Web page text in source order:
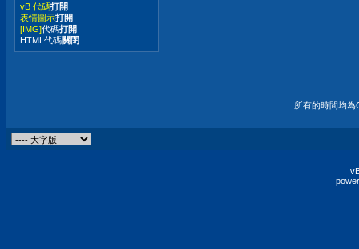
vB 代碼打開
表情圖示打開
[IMG]代碼打開
HTML代碼關閉
所有的時間均為